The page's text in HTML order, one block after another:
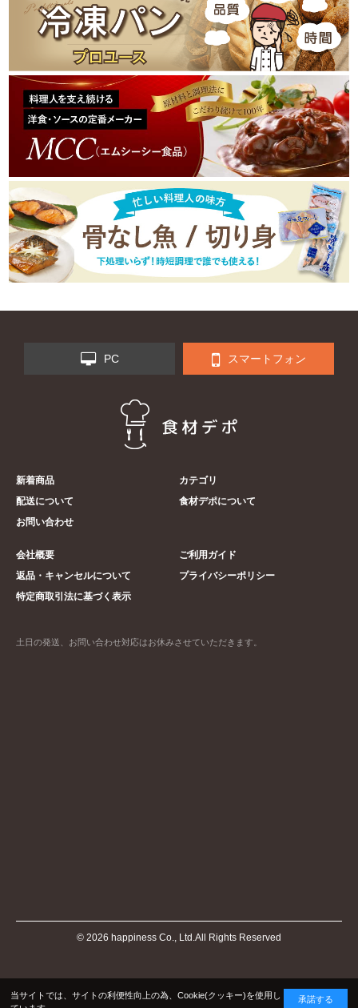
PC スマートフォン
新着商品
カテゴリ
配送について
食材デポについて
お問い合わせ
会社概要
ご利用ガイド
返品・キャンセルについて
プライバシーポリシー
特定商取引法に基づく表示
土日の発送、お問い合わせ対応はお休みさせていただきます。
© 2026 happiness Co., Ltd.All Rights Reserved
当サイトでは、サイトの利便性向上の為、Cookie(クッキー)を使用し
承諾する